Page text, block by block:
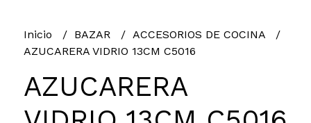
Inicio BAZAR
ACCESORIOS DE COCINA
AZUCARERA VIDRIO 13CM C5016
AZUCARERA